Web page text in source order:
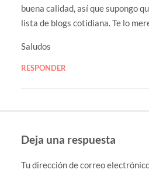
buena calidad, así que supongo
lista de blogs cotidiana. Te lo
Saludos
RESPONDER
Deja una respuesta
Tu dirección de correo